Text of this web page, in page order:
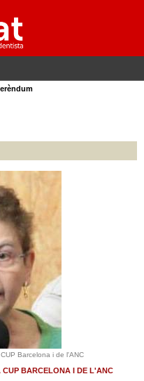
Barcelona i de l'ANC
CUP BARCELONA I DE L'ANC